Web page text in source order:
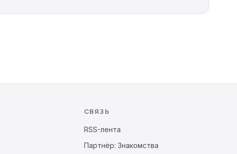
СВЯЗЬ
RSS-лента
Партнёр: Знакомства